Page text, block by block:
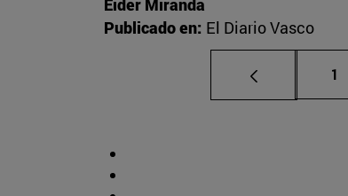
Eider Miranda
Publicado en: El Diario Vasco
1